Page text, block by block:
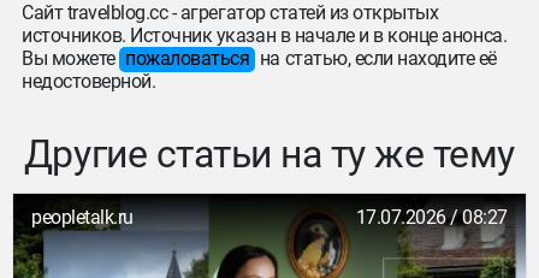
Сайт travelblog.cc - агрегатор статей из открытых
источников. Источник указан в начале и в конце анонса.
Вы можете пожаловаться на статью, если находите её
недостоверной.
Другие статьи на ту же тему
peopletalk.ru 17.07.2026 / 08:27